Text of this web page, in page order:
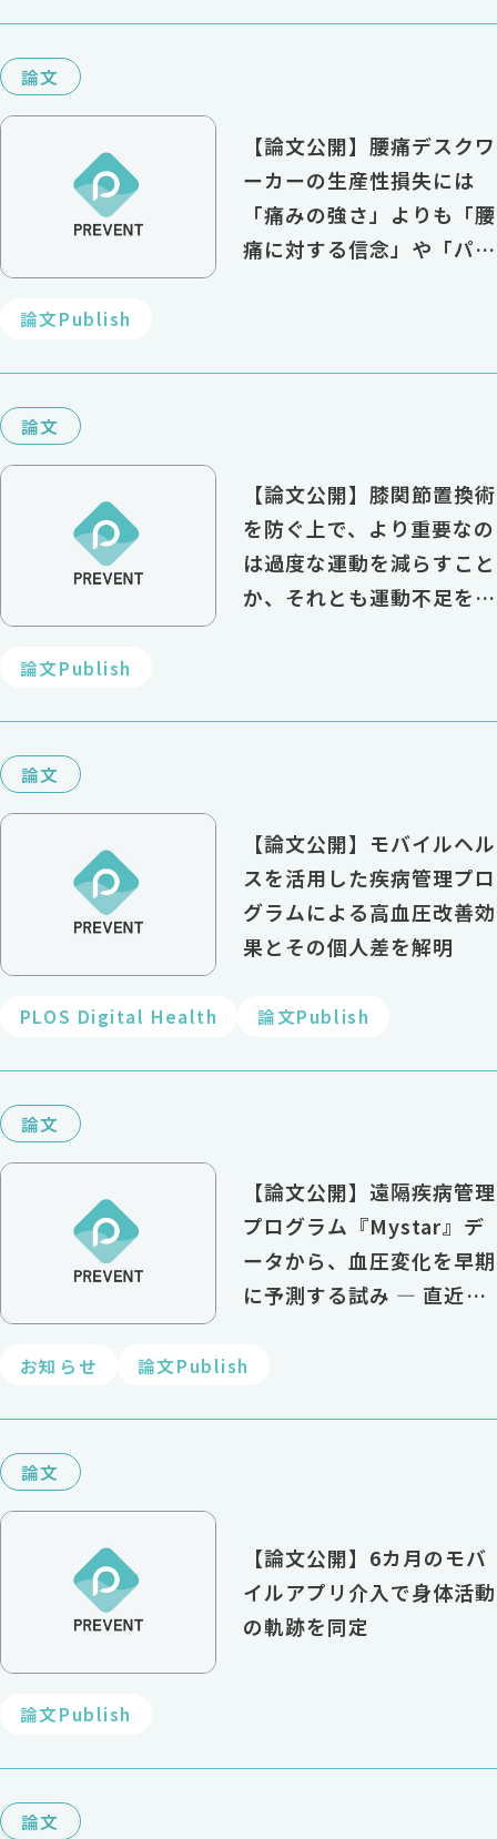
論文
【論文公開】腰痛デスクワ
ーカーの生産性損失には
「痛みの強さ」よりも「腰
痛に対する信念」や「パー
論文Publish
論文
【論文公開】膝関節置換術
を防ぐ上で、より重要なの
は過度な運動を減らすこと
か、それとも運動不足を解
論文Publish
論文
【論文公開】モバイルヘル
スを活用した疾病管理プロ
グラムによる高血圧改善効
果とその個人差を解明
PLOS Digital Health 論文Publish
論文
【論文公開】遠隔疾病管理
プログラム『Mystar』デ
ータから、血圧変化を早期
に予測する試み ― 直近の
因子、アプリ利用ログが早
お知らせ 論文Publish
論文
【論文公開】6カ月のモバ
イルアプリ介入で身体活動
の軌跡を同定
論文Publish
論文